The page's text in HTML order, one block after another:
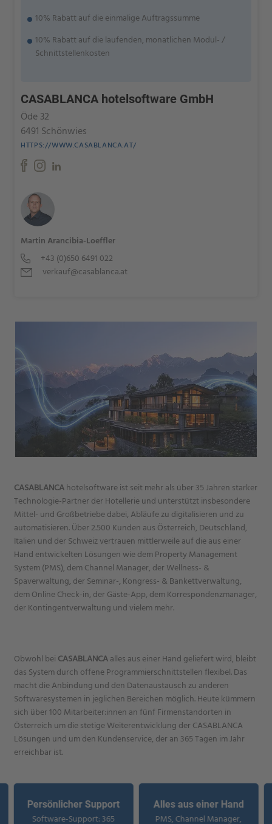
10% Rabatt auf die einmalige Auftragssumme
10% Rabatt auf die laufenden, monatlichen Modul- /
Schnittstellenkosten
CASABLANCA hotelsoftware GmbH
Öde 32
6491 Schönwies
HTTPS://WWW.CASABLANCA.AT/
Martin Arancibia-Loeffler
+43 (0)650 6491 022
verkauf@casablanca.at
CASABLANCAhotelsoftware ist seit mehr als über 35 Jahren starker
Technologie-Partner der Hotellerie und unterstützt insbesondere
Mittel- und Großbetriebe dabei, Abläufe zu digitalisieren und zu
automatisieren. Über 2.500 Kunden aus Österreich, Deutschland,
Italien und der Schweiz vertrauen mittlerweile auf die aus einer
Hand entwickelten Lösungen wie dem Property Management
System (PMS), dem Channel Manager, der Wellness- &
Spaverwaltung, der Seminar-, Kongress- & Bankettverwaltung,
dem Online Check-in, der Gäste-App, dem Korrespondenzmanager,
der Kontingentverwaltung und vielem mehr.
Obwohl bei CASABLANCAalles aus einer Hand geliefert wird, bleibt
das System durch offene Programmierschnittstellen flexibel. Das
macht die Anbindung und den Datenaustausch zu anderen
Softwaresystemen in jeglichen Bereichen möglich. Heute kümmern
sich über 100 Mitarbeiter:innen an fünf Firmenstandorten in
Österreich um die stetige Weiterentwicklung der CASABLANCA
Lösungen und um den Kundenservice, der an 365 Tagen im Jahr
erreichbar ist.
Persönlicher Support
Software-Support: 365
Alles aus einer Hand
PMS, Channel Manager,